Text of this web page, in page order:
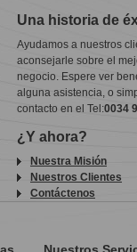
Una historia de
Ayudamos a nuestros
aconsejarle sobre el
negocio. Espere ver
alguna asistencia, o
contacto en el Tel:0034
¿Y ahora?
Nuestra Misión
Nuestros Clientes
Contáctenos